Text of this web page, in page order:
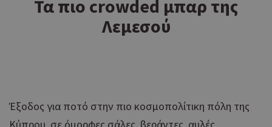
Τα πιο crowded μπαρ της
Λεμεσού
Έξοδος για ποτό στην πιο κοσμοπολίτικη πόλη της